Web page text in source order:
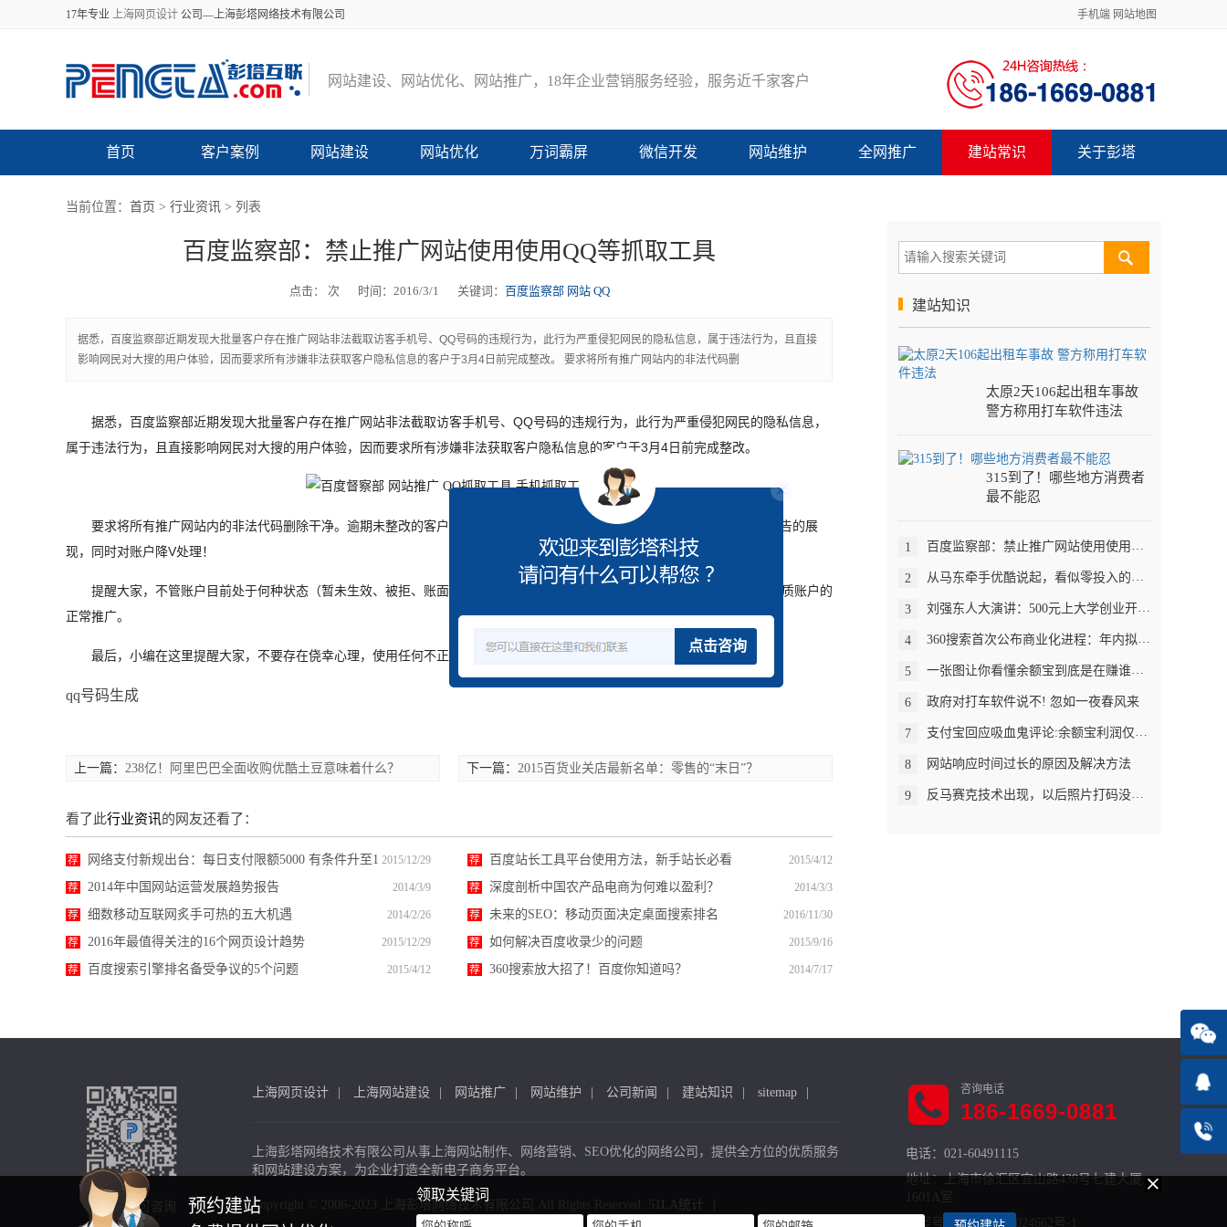
17年专业 上海网页设计 公司—上海彭塔网络技术有限公司 手机端 网站地图
网 站建设、 网 站优化、 网 站推广 ， 18年企业营销服务经验， 服务近千家客户
首页 客户案例 网站建设 网站优化 万词霸屏 微信开发 网站维护 全网推广 建站常识 关于彭塔
当前位置： 首页 > 行业资讯 > 列表
百度监察部：禁止推广网站使用使用QQ等抓取工具
点击： 次 时间：2016/3/1 关键词： 百度监察部 网站 QQ
据悉，百度监察部近期发现大批量客户存在推广网站非法截取访客手机号、QQ号码的违规行为，此行为严重侵犯网民的隐私信息，属于违法行为，且直接
影响网民对大搜的用户体验，因而要求所有涉嫌非法获取客户隐私信息的客户于3月4日前完成整改。 要求将所有推广网站内的非法代码删
据悉，百度监察部近期发现大批量客户存在推广网站非法截取访客手机号、QQ号码的违规行为，此行为严重侵犯网民的隐私信息，
属于违法行为，且直接影响网民对大搜的用户体验，因而要求所有涉嫌非法获取客户隐私信息的客户于3月4日前完成整改。
要求将所有推广网站内的非法代码删除干净。逾期未整改的客户，将以涉及非法截取访客手机号/QQ号行为，降低或屏蔽广告的展
现，同时对账户降V处理！
提醒大家，不管账户目前处于何种状态（暂未生效、被拒、账面为零、需管理员审核状态等），请立即整改。以免影响同资质账户的
正常推广。
最后，小编在这里提醒大家，不要存在侥幸心理，使用任何不正当的方式获取利益。上海网站推广
qq号码生成
上一篇： 238亿！阿里巴巴全面收购优酷土豆意味着什么？ 下一篇： 2015百货业关店最新名单：零售的“末日”？
看了此行业资讯的网友还看了：
荐 2015/12/29
网络支付新规出台：每日支付限额5000 有条件升至1
万
荐 2015/4/12
百度站长工具平台使用方法，新手站长必看
荐 2014/3/9
2014年中国网站运营发展趋势报告 荐 2014/3/3
深度剖析中国农产品电商为何难以盈利？
荐 2014/2/26
细数移动互联网炙手可热的五大机遇 荐 2016/11/30
未来的SEO：移动页面决定桌面搜索排名
荐 2015/12/29
2016年最值得关注的16个网页设计趋势 荐 2015/9/16
如何解决百度收录少的问题
荐 2015/4/12
百度搜索引擎排名备受争议的5个问题 荐 2014/7/17
360搜索放大招了！百度你知道吗？
建站知识
太原2天106起出租车事故
警方称用打车软件违法
315到了！哪些地方消费者
最不能忍
1 百度监察部：禁止推广网站使用使用QQ等抓取工具
2 从马东牵手优酷说起，看似零投入的内容创业并不简单
3 刘强东人大演讲：500元上大学创业开餐馆
4 360搜索首次公布商业化进程：年内拟增长300%
5 一张图让你看懂余额宝到底是在赚谁的钱
6 政府对打车软件说不! 忽如一夜春风来
7 支付宝回应吸血鬼评论:余额宝利润仅0.63%
8 网站响应时间过长的原因及解决方法
9 反马赛克技术出现，以后照片打码没用了
扫一扫，可咨询
上海网页设计 上海网站建设 网站推广 网站维护 公司新闻 建站知识 sitemap
上海彭塔网络技术有限公司从事上海网站制作、网络营销、SEO优化的网络公司，提供全方位的优质服务
和网站建设方案，为企业打造全新电子商务平台。
Copyright © 2006-2023 上海彭塔网络技术有限公司 All Rights Reserved. 51LA统计
186-1669-0881
电话：021-60491115
地址：上海市徐汇区宜山路439号七建大厦
1601A室
备案号：沪ICP备19024662号-1
点击咨询
预约建站
领取关键词